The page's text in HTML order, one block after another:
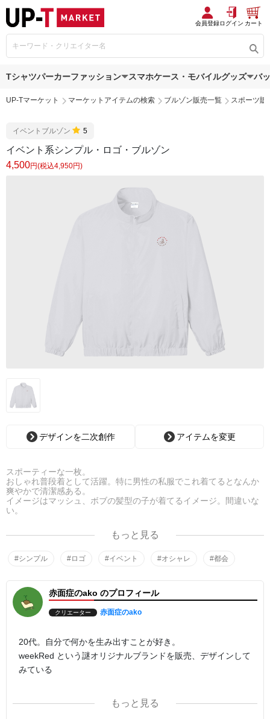
会員登録ログイン カート
Tシャツパーカーファッション スマホケース・モバイルグッズ バ
UP-Tマーケット マーケットアイテムの検索 ブルゾン販売一覧 スポーツ販
イベントブルゾン 5
イベント系シンプル・ロゴ・ブルゾン
4,500円(税込4,950円)
デザインを二次創作 アイテムを変更
スポーティーな一枚。
おしゃれ普段着として活躍。特に男性の私服でこれ着てるとなんか
爽やかで清潔感ある。
イメージはマッシュ、ボブの髪型の子が着てるイメージ。間違いな
い。
もっと見る
#シンプル #ロゴ #イベント #オシャレ #都会
赤面症のako のプロフィール
クリエーター 赤面症のako
20代。自分で何かを生み出すことが好き。
weekRed という謎オリジナルブランドを販売、デザインして
みている
「誰も知らないデザインの服、欲しくない？」
もっと見る